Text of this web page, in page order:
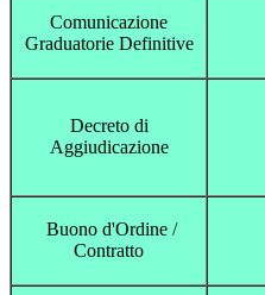
Comunicazione
Graduatorie Definitive
Decreto di
Aggiudicazione
Buono d'Ordine /
Contratto